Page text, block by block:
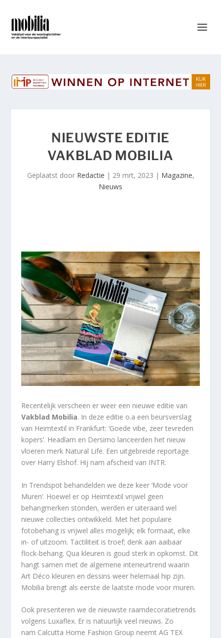
NIEUWSTE EDITIE
VAKBLAD MOBILIA
Geplaatst door Redactie | 29 mrt, 2023 | Magazine,
Nieuws
Recentelijk verscheen er weer een nieuwe editie van
Vakblad Mobilia. In deze editie o.a een beursverslag
van Heimtextil in Frankfurt: ‘Goede vibe, zeer tevreden
kopers’. Headlam en Dersimo lanceerden het nieuw
vloeren merk Natural Life. Een uitgebreide reportage
over Harry Elshof. Hij nam afscheid van INTR.
In Trendspot behandelden we deze keer ‘Mode voor
Muren’. Hoewel er op Heimtextil vrijwel geen
behangmerken stonden, werden er uiteraard wel
nieuwe collecties ontwikkeld. Met het populaire
fotobehang is vrijwel alles mogelijk; elk formaat, elke
in- of uitzoom. Tactiliteit is troef; denk aan aaibaar
flock-behang. Qua kleuren is goud sterk in opkomst. Dit
hangt samen met de algemene interieurtrend waarin
Art Déco kleuren en dessins weer helemaal hip zijn.
Mobilia brengt als eerste de laatste mode voor muren.
Ook presenteren we de nieuwste raamdecoratietrends
volgens Luxaflex. Er is natuurlijk veel nieuws. Zo
nam Calcutta Home Fashion Group neemt AG TEX